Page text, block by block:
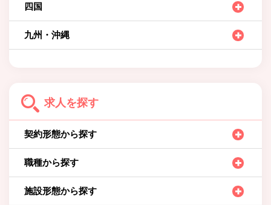
四国
九州・沖縄
求人を探す
契約形態から探す
職種から探す
施設形態から探す